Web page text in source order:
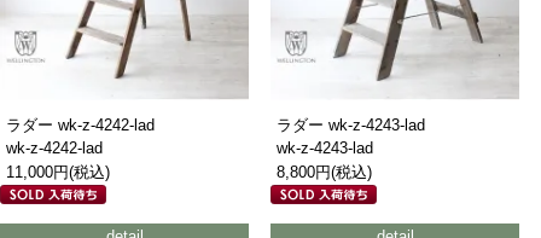
ラダー wk-z-4242-lad
wk-z-4242-lad
11,000円(税込)
ラダー wk-z-4243-lad
wk-z-4243-lad
8,800円(税込)